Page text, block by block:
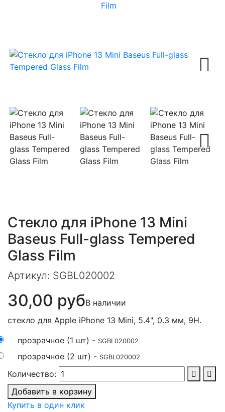
Film
Стекло для iPhone 13 Mini
Baseus Full-glass Tempered
Glass Film
Артикул: SGBL020002
30,00 рубВ наличии
стекло для Apple iPhone 13 Mini, 5.4", 0.3 мм, 9H.
прозрачное (1 шт) - SGBL020002
прозрачное (2 шт) - SGBL020002
Количество:
Добавить в корзину
Купить в один клик